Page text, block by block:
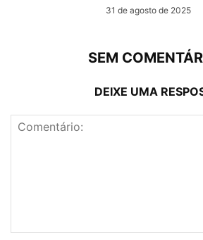
31 de agosto de 2025
SEM
DEIXE UMA